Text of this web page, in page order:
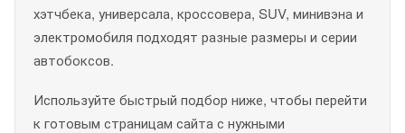
хэтчбека, универсала, кроссовера, SUV, минивэна и
электромобиля подходят разные размеры и серии
автобоксов.
Используйте быстрый подбор ниже, чтобы перейти
к готовым страницам сайта с нужными